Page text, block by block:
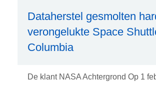
Dataherstel gesmolten
verongelukte Space
Columbia
De klant NASA Achtergrond Op 1